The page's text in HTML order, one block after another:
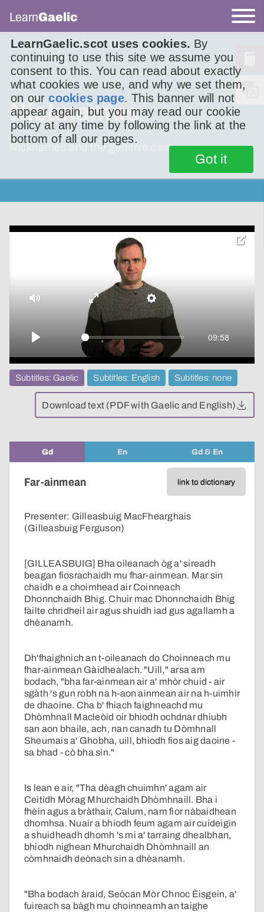
LearnGaelic.scot uses cookies. By
continuing to use this site we assume you
consent to this. You can read about exactly
what cookies we use, and why we set them,
on ourcookies page. This banner will not
appear again, but you may read our cookie
policy at any time by following the link at the
bottom of all our pages.
Got it
LearnGaelic
Nicknames
Nicknames and the genitive case.
Play
09:58
Mute Settings
Enter
fullscreen
toggle
Subtitles: Gaelic Subtitles: English Subtitles: none
Download text (PDF with Gaelic and English)
Gd En Gd & En
link to dictionary
Far-ainmean
Presenter: Gilleasbuig MacFhearghais
(Gilleasbuig Ferguson)
[GILLEASBUIG] Bha oileanach òg a' sireadh
beagan fiosrachaidh mu fhar-ainmean. Mar sin
chaidh e a choimhead air Coinneach
Dhonnchaidh Bhig. Chuir mac Dhonnchaidh Bhig
fàilte chridheil air agus shuidh iad gus agallamh a
dhèanamh.
Dh'fhaighnich an t-oileanach do Choinneach mu
fhar-ainmean Gàidhealach. "Uill," arsa am
bodach, "bha far-ainmean air a' mhòr chuid - air
sgàth 's gun robh na h-aon ainmean air na h-uimhir
de dhaoine. Cha b' fhiach faighneachd mu
Dhòmhnall Macleòid oir bhiodh ochdnar dhiubh
san aon bhaile, ach, nan canadh tu Dòmhnall
Sheumais a' Ghobha, uill, bhiodh fios aig daoine -
sa bhad - cò bha sin."
Is lean e air, "Tha dèagh chuimhn' agam air
Ceitidh Mòrag Mhurchaidh Dhòmhnaill. Bha i
fhèin agus a bràthair, Calum, nam fìor nàbaidhean
dhomhsa. Nuair a bhiodh feum agam air cuideigin
a shuidheadh dhomh 's mi a' tarraing dhealbhan,
bhiodh nighean Mhurchaidh Dhòmhnaill an
còmhnaidh deònach sin a dhèanamh.
"Bha bodach àraid, Seòcan Mòr Chnoc Èisgein, a'
fuireach sa bàgh mu choinneamh an taighe